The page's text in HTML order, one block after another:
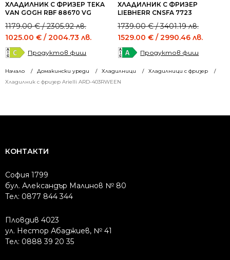
Начало Домакински уреди Хладилници
Хладилници с фризер
Хладилник с фризер Arielli ARD-403RWEEN
ХЛАДИЛНИК С ФРИЗЕР TEKA
VAN GOGH RBF 88670 VG
1179.00€/ 2305.92 лв.
Original
price
was:
1179.00 €
/
2305.92 лв..
1025.00 € / 2004.73 лв.
Current
price
is:
1025.00 €
/
2004.73 лв..
Продуктов фиш
ХЛАДИЛНИК С ФРИЗЕР
LIEBHERR CNSFA 7723
1739.00€/ 3401.19 лв.
Original
price
was:
1739.00 €
/
3401.19 лв..
1529.00 € / 2990.46 лв.
Current
price
is:
1529.00 €
/
2990.46 лв..
Продуктов фиш
КОНТАКТИ
София 1799
бул. Александър Малинов № 80
Тел: 0877 844 344
Пловдив 4023
ул. Нестор Абаджиев, № 41
Тел: 0888 39 20 35